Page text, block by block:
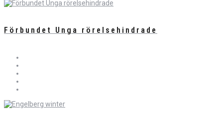
Förbundet Unga rörelsehindrade